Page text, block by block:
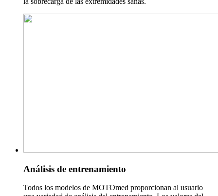
Análisis de entrenamiento
Todos los modelos de MOTOmed proporcionan al usuario